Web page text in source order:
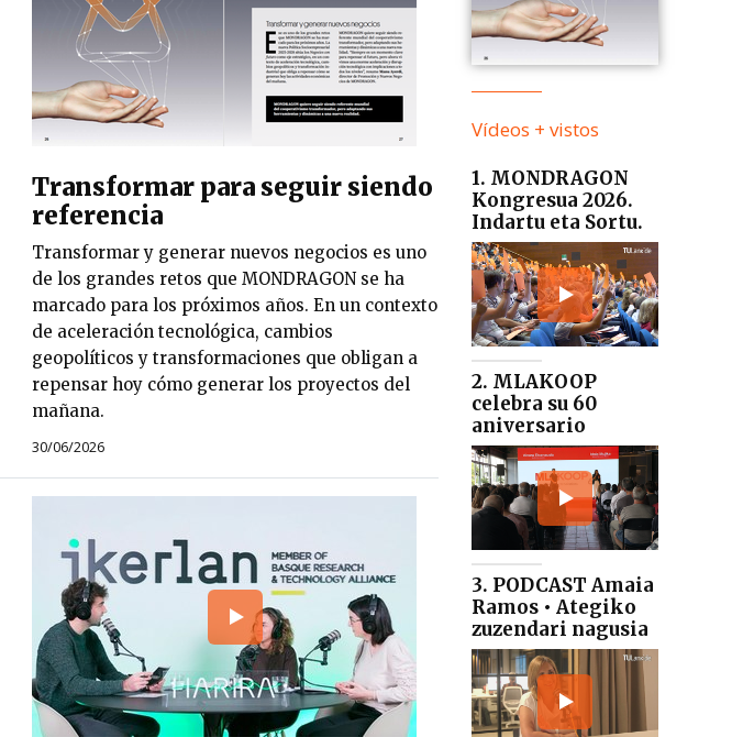
Transformar para seguir siendo
referencia
Transformar y generar nuevos negocios es uno
de los grandes retos que MONDRAGON se ha
marcado para los próximos años. En un contexto
de aceleración tecnológica, cambios
geopolíticos y transformaciones que obligan a
repensar hoy cómo generar los proyectos del
mañana.
30/06/2026
Vídeos + vistos
1. MONDRAGON
Kongresua 2026.
Indartu eta Sortu.
2. MLAKOOP
celebra su 60
aniversario
3. PODCAST Amaia
Ramos • Ategiko
zuzendari nagusia